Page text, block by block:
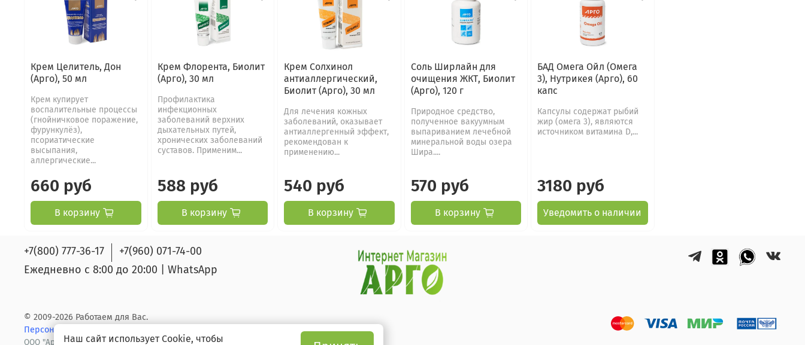
Крем Целитель, Дон
(Арго), 50 мл
Крем купирует
воспалительные процессы
(гнойничковое поражение,
фурункулёз),
псориатические
высыпания,
аллергические...
660 руб
В корзину
Крем Флорента, Биолит
(Арго), 30 мл
Профилактика
инфекционных
заболеваний верхних
дыхательных путей,
хронических заболеваний
суставов. Применим...
588 руб
В корзину
Крем Солхинол
антиаллергический,
Биолит (Арго), 30 мл
Для лечения кожных
заболеваний, оказывает
антиаллергенный эффект,
рекомендован к
применению...
540 руб
В корзину
Соль Ширлайн для
очищения ЖКТ, Биолит
(Арго), 120 г
Природное средство,
полученное вакуумным
выпариванием лечебной
минеральной воды озера
Шира....
570 руб
В корзину
БАД Омега Ойл (Омега
3), Нутрикея (Арго), 60
капс
Капсулы содержат рыбий
жир (омега 3), являются
источником витамина D,...
3180 руб
Уведомить о наличии
+7(800) 777-36-17
+7(960) 071-74-00
Ежедневно с 8:00 до 20:00 | WhatsApp
© 2009-2026 Работаем для Вас.
Персональные данные.
ООО "Арго групп" ОГРН/ИНН 1141650019191/1650295353
Наш сайт использует Cookie, чтобы